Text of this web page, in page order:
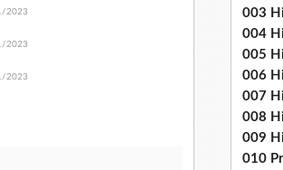
003
004
005
006
007
008
009
010